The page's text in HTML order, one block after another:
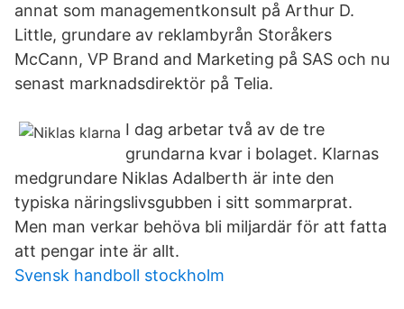
annat som managementkonsult på Arthur D.
Little, grundare av reklambyrån Storåkers
McCann, VP Brand and Marketing på SAS och nu
senast marknadsdirektör på Telia.
I dag arbetar två av de tre
grundarna kvar i bolaget. Klarnas
medgrundare Niklas Adalberth är inte den
typiska näringslivsgubben i sitt sommarprat.
Men man verkar behöva bli miljardär för att fatta
att pengar inte är allt.
Svensk handboll stockholm